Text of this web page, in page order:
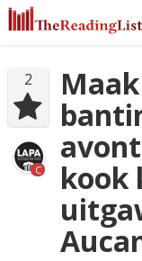
2
C
kook